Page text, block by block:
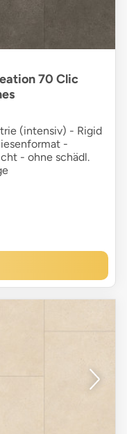
70 Clic
(intensiv) - Rigid
-
- ohne schädl.